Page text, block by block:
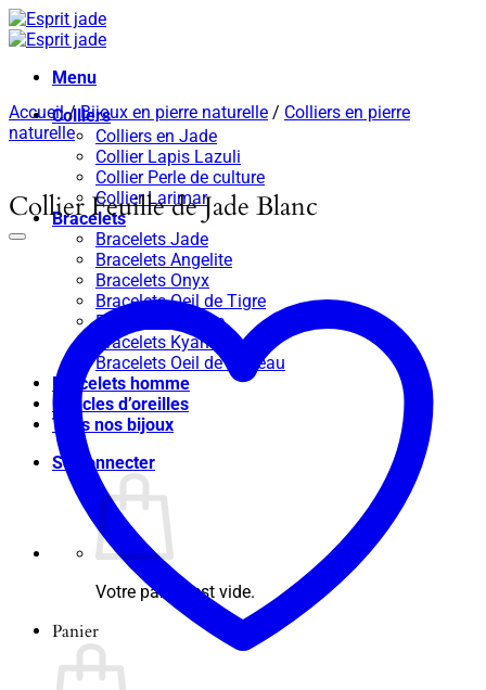
Passer
au
Menu
Colliers
Colliers en Jade
Collier Lapis Lazuli
Collier Perle de culture
Collier Larimar
Bracelets
Bracelets Jade
Bracelets Angelite
Bracelets Onyx
Bracelets Oeil de Tigre
Bracelets Apatite
Bracelets Kyanite
Bracelets Oeil de taureau
Bracelets homme
Boucles d’oreilles
Tous nos bijoux
Se connecter
Votre panier est vide.
Panier
Accueil / Bijoux en pierre naturelle / Colliers en pierre
naturelle
Collier Feuille de Jade Blanc